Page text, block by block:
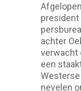
president
achter
verwacht
een
nevelen